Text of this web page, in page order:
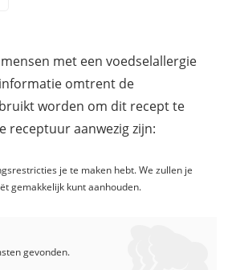
met een voedselallergie
omtrent de
worden om dit recept te
receptuur aanwezig zijn:
je te maken hebt. We zullen je
gemakkelijk kunt aanhouden.
gevonden.